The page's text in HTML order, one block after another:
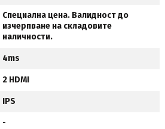
Специална цена. Валидност до
изчерпване на складовите
наличности.
4ms
2 HDMI
IPS
-